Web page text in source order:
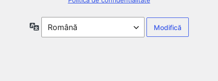
Limbă